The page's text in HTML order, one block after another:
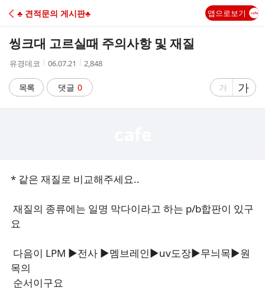
C
A
♣ 견적문의 게시판♣ 앱으로보기
씽크대 고르실때 주의사항 및 재질
작
자
유경데코
작
시
간
06.07.21
조
수
2,848
목록 댓글 0
글
가
글
자
가
* 같은 재질로 비교해주세요..
재질의 종류에는 일명 막다이라고 하는 p/b합판이 있구
요
다음이 LPM ▶전사 ▶멤브레인▶uv도장▶무늬목▶원
목의
순서이구요